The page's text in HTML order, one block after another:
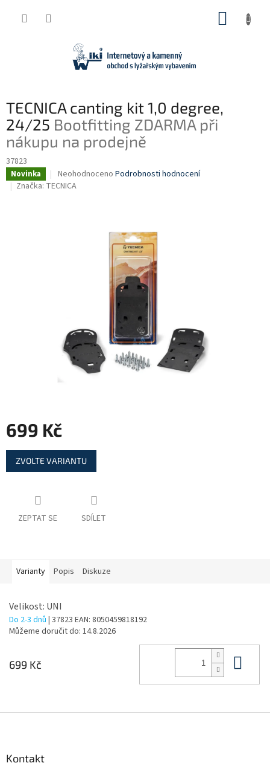
TECNICA canting kit 1,0 degree,
24/25 Bootfitting ZDARMA při
nákupu na prodejně
37823
Novinka
Průměrné
hodnocení
Neohodnoceno Podrobnosti hodnocení
Značka: TECNICA
699 Kč
Měrná
cena:
ZVOLTE VARIANTU
ZEPTAT SE SDÍLET
Varianty Popis Diskuze
Velikost: UNI
Do 2-3 dnů | 37823 EAN: 8050459818192
Můžeme doručit do: 14.8.2026
699 Kč
Kontakt